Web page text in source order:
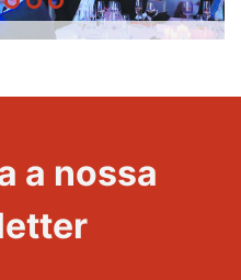
a nossa